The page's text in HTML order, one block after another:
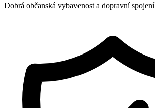
Dobrá občanská vybavenost a dopravní spojení